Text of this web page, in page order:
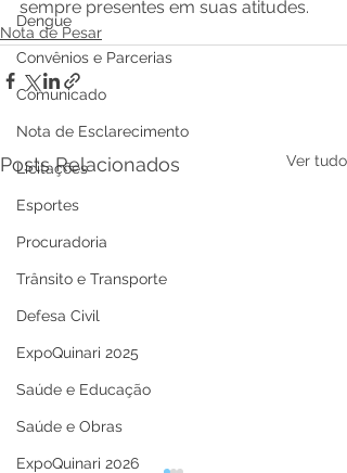
Dengue
Convênios e Parcerias
Comunicado
Nota de Esclarecimento
Licitações
Esportes
Procuradoria
Trânsito e Transporte
Defesa Civil
ExpoQuinari 2025
Saúde e Educação
Saúde e Obras
ExpoQuinari 2026
sempre presentes em suas atitudes.
Nota de Pesar
Posts Relacionados Ver tudo